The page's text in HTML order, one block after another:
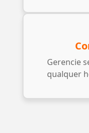
Gerencie
qualquer